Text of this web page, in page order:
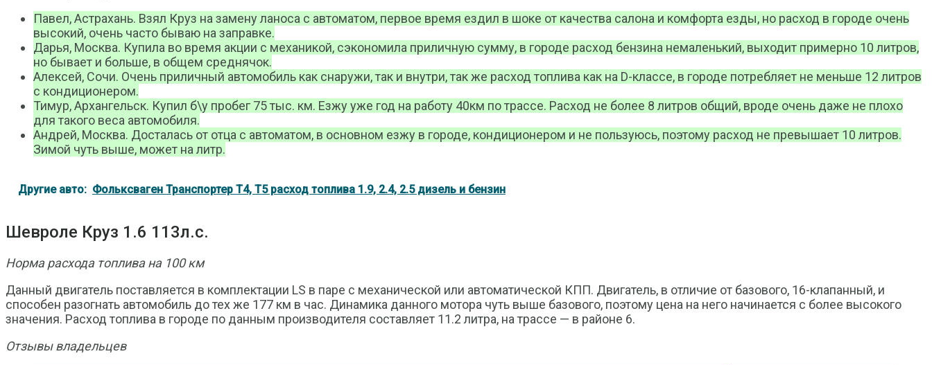
Павел, Астрахань. Взял Круз на замену ланоса с автоматом, первое время ездил в шоке от качества салона и комфорта езды, но расход в городе очень
высокий, очень часто бываю на заправке.
Дарья, Москва. Купила во время акции с механикой, сэкономила приличную сумму, в городе расход бензина немаленький, выходит примерно 10 литров,
но бывает и больше, в общем среднячок.
Алексей, Сочи. Очень приличный автомобиль как снаружи, так и внутри, так же расход топлива как на D-классе, в городе потребляет не меньше 12 литров
с кондиционером.
Тимур, Архангельск. Купил б\у пробег 75 тыс. км. Езжу уже год на работу 40км по трассе. Расход не более 8 литров общий, вроде очень даже не плохо
для такого веса автомобиля.
Андрей, Москва. Досталась от отца с автоматом, в основном езжу в городе, кондиционером и не пользуюсь, поэтому расход не превышает 10 литров.
Зимой чуть выше, может на литр.
Другие авто: Фольксваген Транспортер Т4, Т5 расход топлива 1.9, 2.4, 2.5 дизель и бензин
Шевроле Круз 1.6 113л.с.
Норма расхода топлива на 100 км
Данный двигатель поставляется в комплектации LS в паре с механической или автоматической КПП. Двигатель, в отличие от базового, 16-клапанный, и
способен разогнать автомобиль до тех же 177 км в час. Динамика данного мотора чуть выше базового, поэтому цена на него начинается с более высокого
значения. Расход топлива в городе по данным производителя составляет 11.2 литра, на трассе — в районе 6.
Отзывы владельцев